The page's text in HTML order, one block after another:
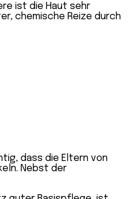
ist die Haut sehr
chemische Reize durch
dass die Eltern von
Nebst der